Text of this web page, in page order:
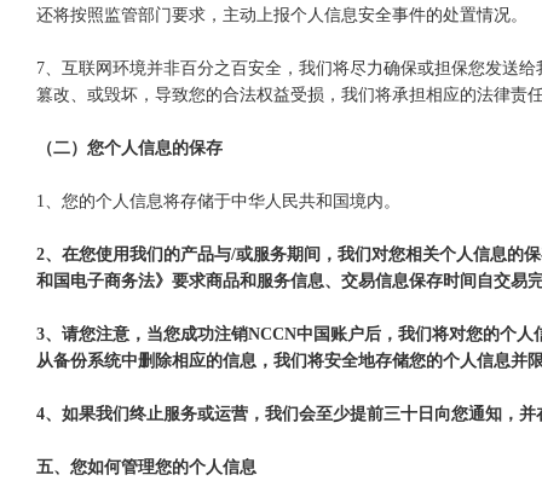
还将按照监管部门要求，主动上报个人信息安全事件的处置情况。
7、互联网环境并非百分之百安全，我们将尽力确保或担保您发送
篡改、或毁坏，导致您的合法权益受损，我们将承担相应的法律责
（二）您个人信息的保存
1、您的个人信息将存储于中华人民共和国境内。
2、在您使用我们的产品与/或服务期间，我们对您相关个人信息的
和国电子商务法》要求商品和服务信息、交易信息保存时间自交
3、请您注意，当您成功注销NCCN中国账户后，我们将对您的个
从备份系统中删除相应的信息，我们将安全地存储您的个人信息
4、如果我们终止服务或运营，我们会至少提前三十日向您通知，
五、您如何管理您的个人信息